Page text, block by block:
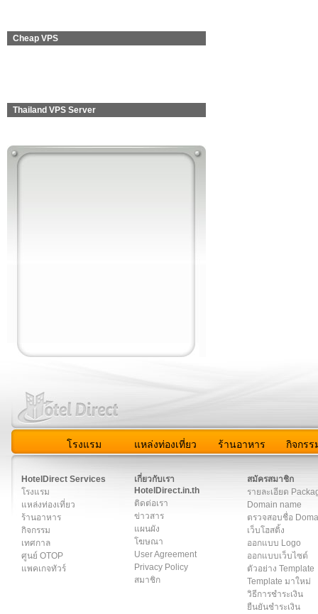
Cheap VPS
Thailand VPS Server
โรงแรม แหล่งท่องเที่ยว ร้านอาหาร กิจกรร
HotelDirect Services
โรงแรม
แหล่งท่องเที่ยว
ร้านอาหาร
กิจกรรม
เทศกาล
ศูนย์ OTOP
แพคเกจทัวร์
เกี่ยวกับเรา
HotelDirect.in.th
ติดต่อเรา
ข่าวสาร
แผนผัง
โฆษณา
User Agreement
Privacy Policy
สมาชิก
สมัครสมาชิก
รายละเอียด
Domain name
ตรวจสอบชื่อ
เว็บโฮสติ้ง
ออกแบบ Logo
ออกแบบเว็บไซต์
ตัวอย่าง Template
Template มาใหม่
วิธีการชำระเงิน
ยืนยันชำระเงิน